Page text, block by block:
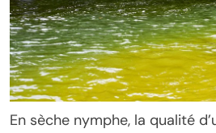
En sèche nymphe, la qualité